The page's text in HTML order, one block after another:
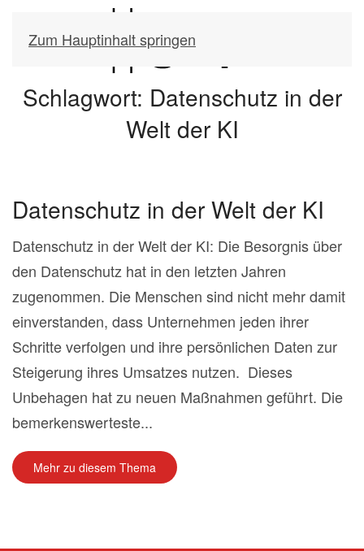
Zum Hauptinhalt springen
Schlagwort: Datenschutz in der
Welt der KI
Datenschutz in der Welt der KI
Datenschutz in der Welt der KI: Die Besorgnis über
den Datenschutz hat in den letzten Jahren
zugenommen. Die Menschen sind nicht mehr damit
einverstanden, dass Unternehmen jeden ihrer
Schritte verfolgen und ihre persönlichen Daten zur
Steigerung ihres Umsatzes nutzen. Dieses
Unbehagen hat zu neuen Maßnahmen geführt. Die
bemerkenswerteste...
Mehr zu diesem Thema